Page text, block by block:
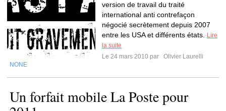
version de travail du traité
international anti contrefaçon
négocié secrètement depuis 2007
entre les USA et différents états.
Lire
la suite
Le 24 mars 2010 par
Olivier Laurelli
NONE
Un forfait mobile La Poste pour